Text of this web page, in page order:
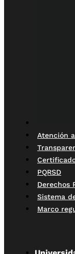
Atención
PQRSD
Derechos
Sistema
Marco